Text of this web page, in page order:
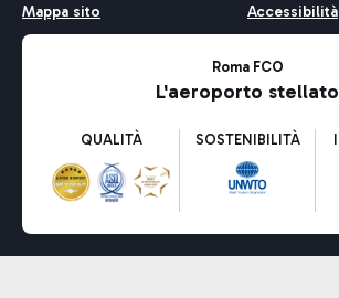
Mappa sito
Accessibilità
Roma FCO
L'aeroporto stellato
QUALITÀ SOSTENIBILITÀ